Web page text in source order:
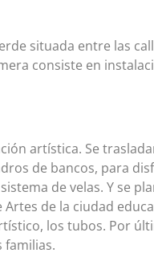
situada entre las
consiste en
artística. Se
de bancos, para
de velas. Y se
de la ciudad
los tubos. Por
familias.